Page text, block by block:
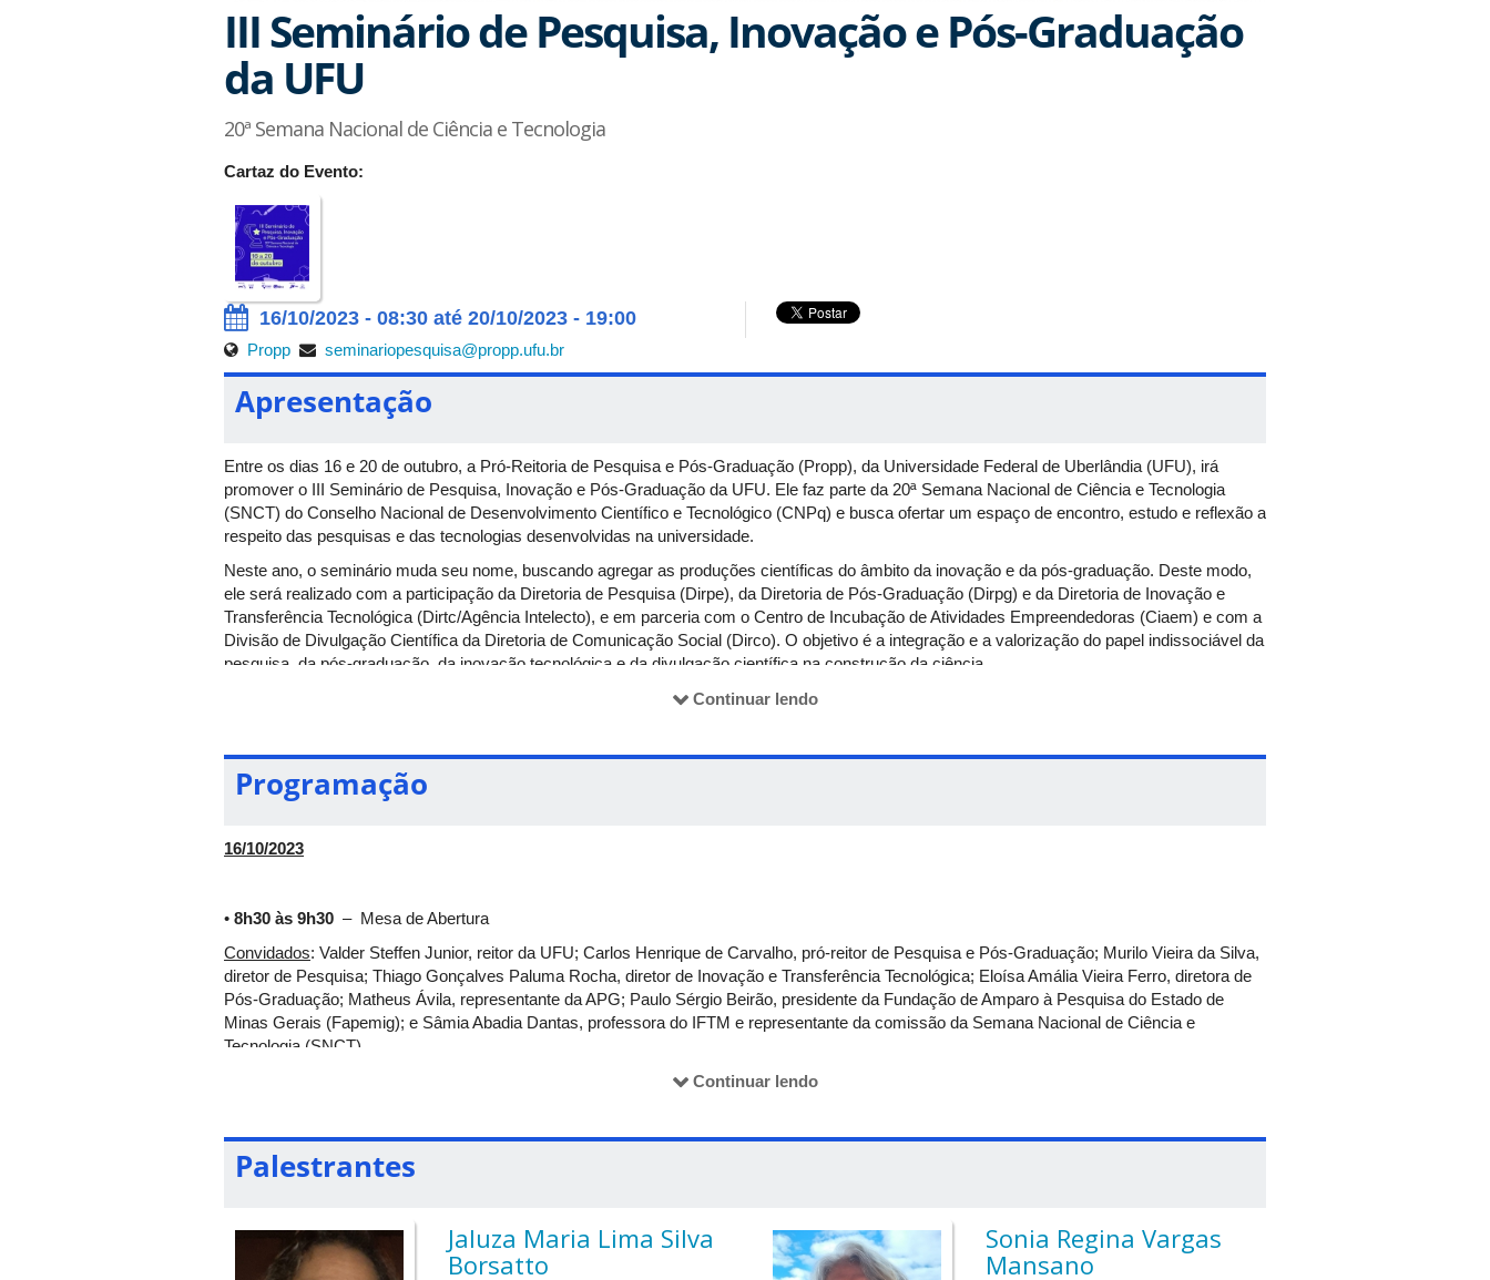
III Seminário de Pesquisa, Inovação e Pós-Graduação
da UFU
20ª Semana Nacional de Ciência e Tecnologia
Cartaz do Evento:
16/10/2023 - 08:30 até 20/10/2023 - 19:00
Propp seminariopesquisa@propp.ufu.br
Apresentação
Entre os dias 16 e 20 de outubro, a Pró-Reitoria de Pesquisa e Pós-Graduação (Propp), da Universidade Federal de Uberlândia (UFU), irá
promover o III Seminário de Pesquisa, Inovação e Pós-Graduação da UFU. Ele faz parte da 20ª Semana Nacional de Ciência e Tecnologia
(SNCT) do Conselho Nacional de Desenvolvimento Científico e Tecnológico (CNPq) e busca ofertar um espaço de encontro, estudo e reflexão a
respeito das pesquisas e das tecnologias desenvolvidas na universidade.
Neste ano, o seminário muda seu nome, buscando agregar as produções científicas do âmbito da inovação e da pós-graduação. Deste modo,
ele será realizado com a participação da Diretoria de Pesquisa (Dirpe), da Diretoria de Pós-Graduação (Dirpg) e da Diretoria de Inovação e
Transferência Tecnológica (Dirtc/Agência Intelecto), e em parceria com o Centro de Incubação de Atividades Empreendedoras (Ciaem) e com a
Divisão de Divulgação Científica da Diretoria de Comunicação Social (Dirco). O objetivo é a integração e a valorização do papel indissociável da
pesquisa, da pós-graduação, da inovação tecnológica e da divulgação científica na construção da ciência.
O evento contará com mesas-redondas, apresentação de pesquisas, mostra de tecnologia e inovação e oficinas. Também acontecerá a
Graduação, até os pesquisadores docentes e técnicos da instituição.
Conforme as Normas do Programa Institucional de Bolsas de Iniciação Científica (Pibic) Fapemig/CNPq/UFU e do Programa Institucional de
sendo que os selecionados apresentarão o resultado no evento promovido pela Propp. Poderão participar também os alunos da Iniciação
Continuar lendo
Programação
16/10/2023
• 8h30 às 9h30 – Mesa de Abertura
Convidados: Valder Steffen Junior, reitor da UFU; Carlos Henrique de Carvalho, pró-reitor de Pesquisa e Pós-Graduação; Murilo Vieira da Silva,
diretor de Pesquisa; Thiago Gonçalves Paluma Rocha, diretor de Inovação e Transferência Tecnológica; Eloísa Amália Vieira Ferro, diretora de
Pós-Graduação; Matheus Ávila, representante da APG; Paulo Sérgio Beirão, presidente da Fundação de Amparo à Pesquisa do Estado de
Minas Gerais (Fapemig); e Sâmia Abadia Dantas, professora do IFTM e representante da comissão da Semana Nacional de Ciência e
Tecnologia (SNCT).
h30 às 11h
: Sagão do Bloco 5S, Campus Santa Mônica
Continuar lendo
Palestrantes
Jaluza Maria Lima Silva
Borsatto
Sonia Regina Vargas
Mansano